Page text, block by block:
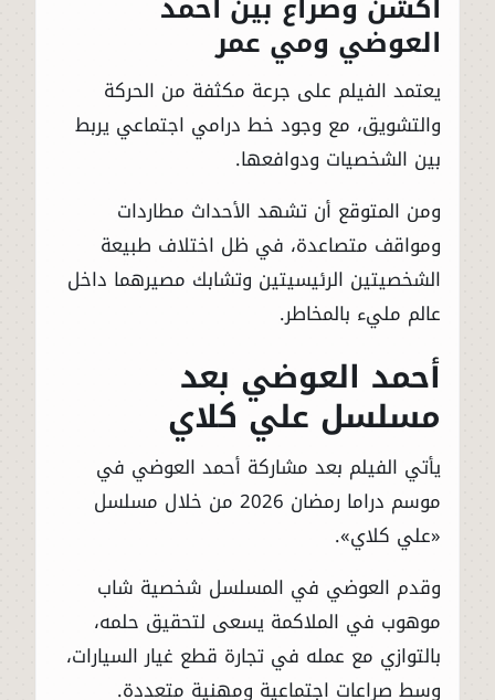
العوضي ومي عمر
يعتمد الفيلم على جرعة مكثفة من الحركة
والتشويق، مع وجود خط درامي اجتماعي يربط
بين الشخصيات ودوافعها.
ومن المتوقع أن تشهد الأحداث مطاردات
ومواقف متصاعدة، في ظل اختلاف طبيعة
الشخصيتين الرئيسيتين وتشابك مصيرهما داخل
عالم مليء بالمخاطر.
أحمد العوضي بعد
مسلسل علي كلاي
يأتي الفيلم بعد مشاركة أحمد العوضي في
موسم دراما رمضان 2026 من خلال مسلسل
«علي كلاي».
وقدم العوضي في المسلسل شخصية شاب
موهوب في الملاكمة يسعى لتحقيق حلمه،
بالتوازي مع عمله في تجارة قطع غيار السيارات،
وسط صراعات اجتماعية ومهنية متعددة.